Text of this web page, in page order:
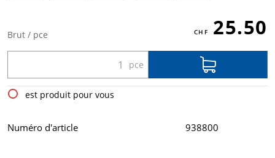
Brut / pce 25.50
est produit pour vous
Numéro d'article 938800